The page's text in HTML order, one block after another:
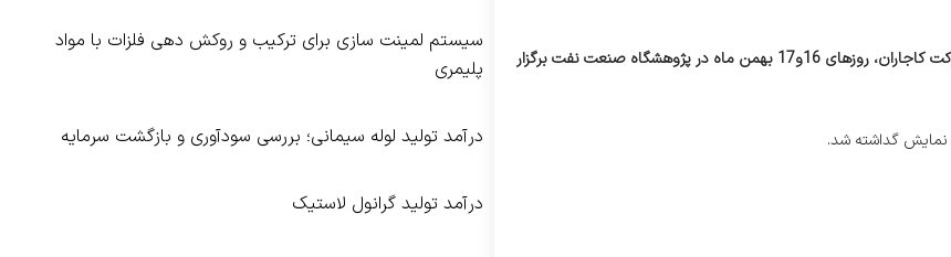
سومین کنفرانس و نمایشگاه بین المللی مستربچ و کامپاندهای پلیمری با مشارکت کاجاران، روزهای 16و17 بهمن ماه در پژوهشگاه صنعت نفت برگزار
سیستم لمینت‌ سازی برای ترکیب و روکش‌ دهی فلزات با مواد
پلیمری
درآمد تولید لوله سیمانی؛ بررسی سودآوری و بازگشت سرمایه
درآمد تولید گرانول لاستیک